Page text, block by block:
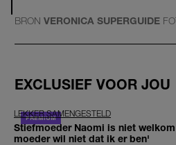
BRON VERONICA SUPERGUIDE
EXCLUSIEF VOOR JOU
LEKKER SAMENGESTELD
Stiefmoeder Naomi is niet
moeder wil niet dat ik er ben'